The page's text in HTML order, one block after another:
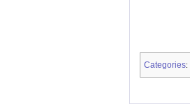
Categories: